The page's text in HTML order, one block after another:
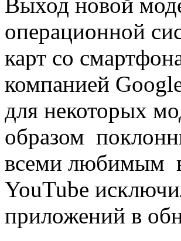
Выход новой
операционной
карт со
компанией
для некоторых
образом
всеми любимым
YouTube
приложений в